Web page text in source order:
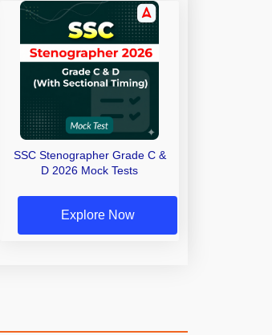
SSC Stenographer Grade C &
D 2026 Mock Tests
Explore Now